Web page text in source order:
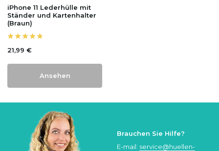
iPhone 11 Lederhülle mit
Ständer und Kartenhalter
(Braun)
21,99 €
Ansehen
Brauchen Sie Hilfe?
E-mail: service@huellen-